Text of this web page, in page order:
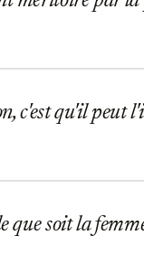
c'est qu'il peut
soit la